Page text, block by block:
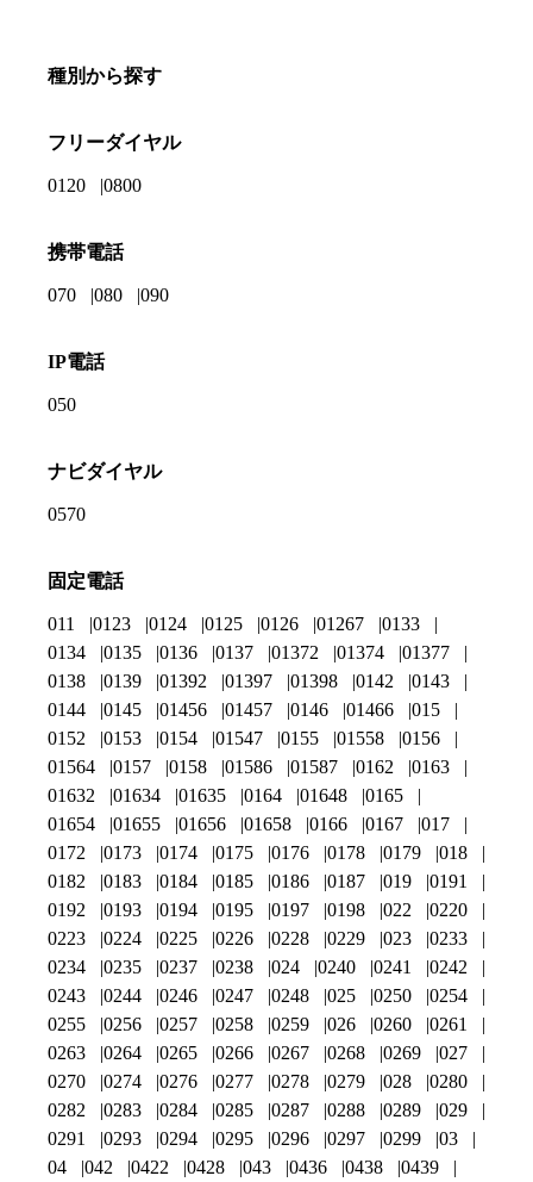
種別から探す
フリーダイヤル
0120 0800
携帯電話
070 080 090
IP電話
050
ナビダイヤル
0570
固定電話
011 0123 0124 0125 0126 01267
0133
0134
0135 0136 0137 01372 01374
01377
0138
0139 01392 01397 01398 0142
0143
0144
0145 01456 01457 0146 01466
015
0152
0153 0154 01547 0155 01558
0156
01564
0157 0158 01586 01587 0162
0163
01632
01634 01635 0164 01648
0165
01654
01655 01656 01658 0166 0167
017
0172
0173 0174 0175 0176 0178 0179
018
0182
0183 0184 0185 0186 0187 019
0191
0192
0193 0194 0195 0197 0198 022
0220
0223
0224 0225 0226 0228 0229 023
0233
0234
0235 0237 0238 024 0240 0241
0242
0243
0244 0246 0247 0248 025 0250
0254
0255
0256 0257 0258 0259 026 0260
0261
0263
0264 0265 0266 0267 0268 0269
027
0270
0274 0276 0277 0278 0279 028
0280
0282
0283 0284 0285 0287 0288 0289
029
0291
0293 0294 0295 0296 0297 0299
03
04
042 0422 0428 043 0436 0438 0439